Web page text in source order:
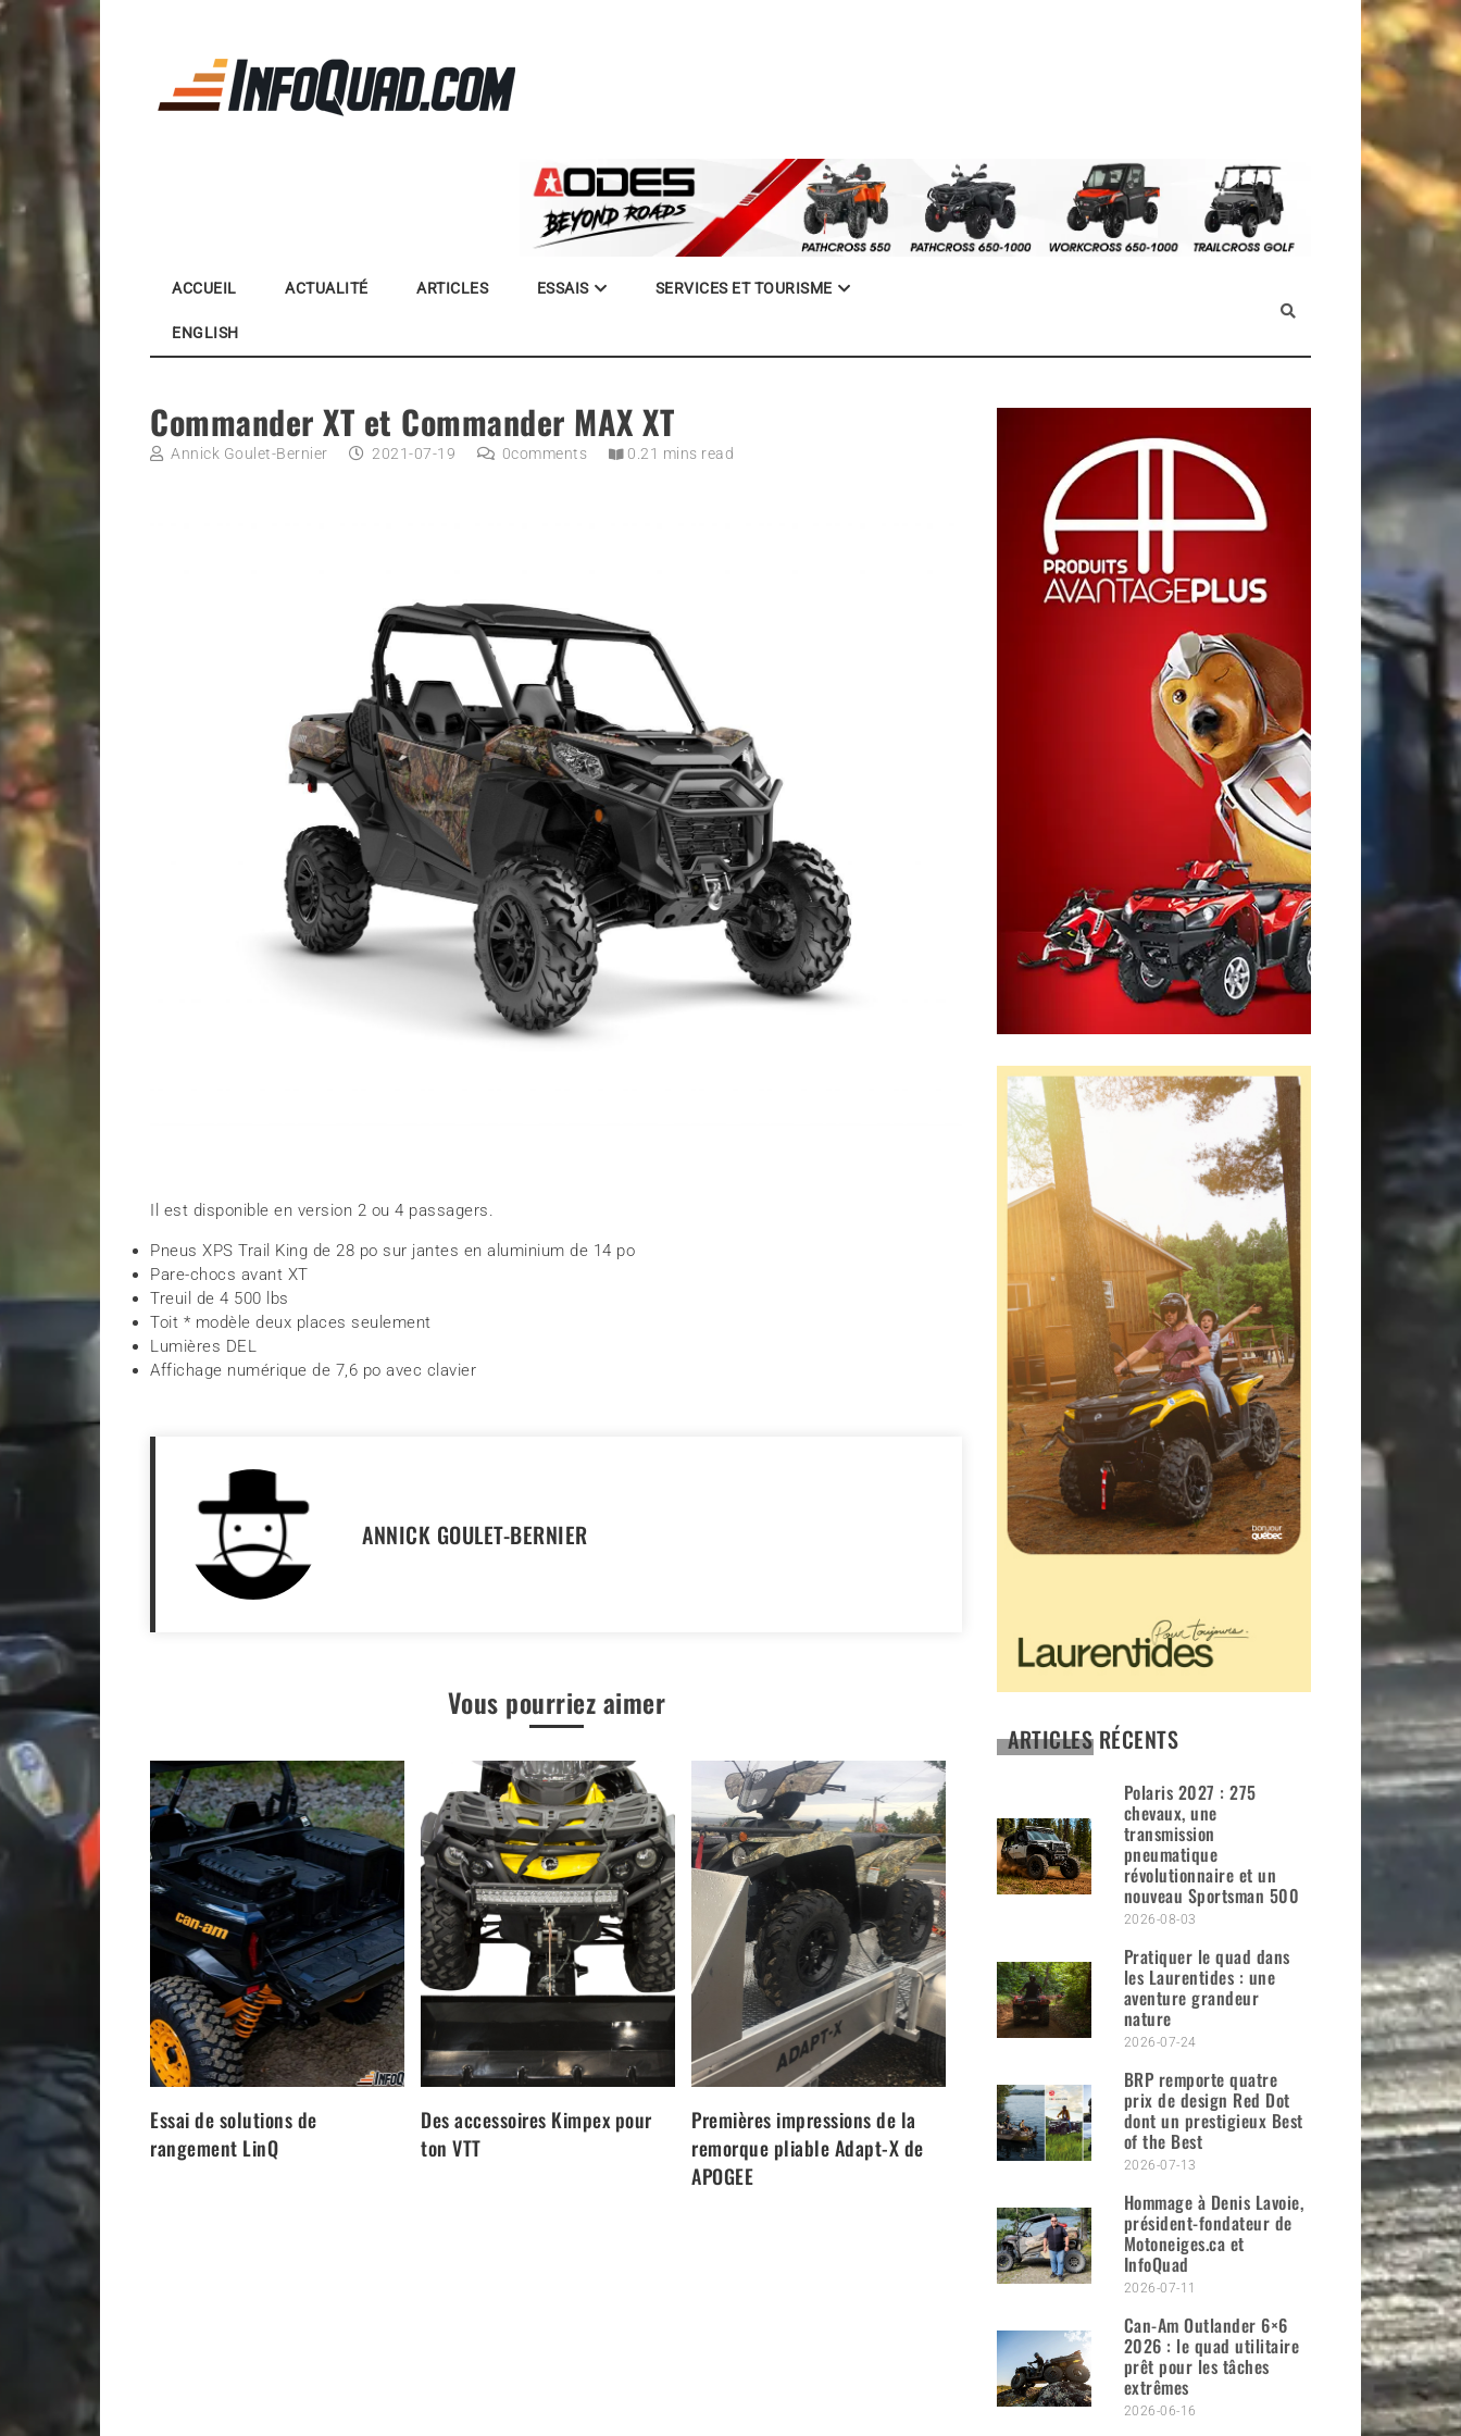
to
ACCUEIL ACTUALITÉ ARTICLES ESSAIS SERVICES ET TOURISME
ENGLISH
Commander XT et Commander MAX XT
Annick Goulet-Bernier 2021-07-19 0comments 0.21 mins read
Il est disponible en version 2 ou 4 passagers.
Pneus XPS Trail King de 28 po sur jantes en aluminium de 14 po
Pare-chocs avant XT
Treuil de 4 500 lbs
Toit * modèle deux places seulement
Lumières DEL
Affichage numérique de 7,6 po avec clavier
ANNICK GOULET-BERNIER
Vous pourriez aimer
Essai de solutions de
rangement LinQ
Des accessoires Kimpex pour
ton VTT
Premières impressions de la
remorque pliable Adapt-X de
APOGEE
ARTICLES RÉCENTS
Polaris 2027 : 275
chevaux, une
transmission
pneumatique
révolutionnaire et un
nouveau Sportsman 500
2026-08-03
Pratiquer le quad dans
les Laurentides : une
aventure grandeur
nature
2026-07-24
BRP remporte quatre
prix de design Red Dot
dont un prestigieux Best
of the Best
2026-07-13
Hommage à Denis Lavoie,
président-fondateur de
Motoneiges.ca et
InfoQuad
2026-07-11
Can-Am Outlander 6×6
2026 : le quad utilitaire
prêt pour les tâches
extrêmes
2026-06-16